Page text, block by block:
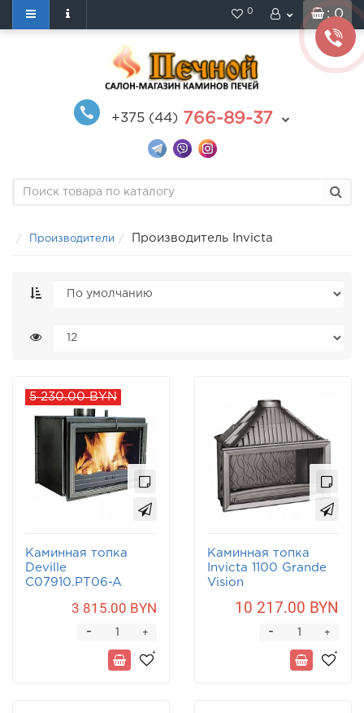
: 0
0
+375 (44) 766-89-37
Производители Производитель Invicta
5 230.00 BYN
Каминная топка
Deville
C07910.PT06-A
3 815.00 BYN
+
-
Каминная топка
Invicta 1100 Grande
Vision
10 217.00 BYN
+
-